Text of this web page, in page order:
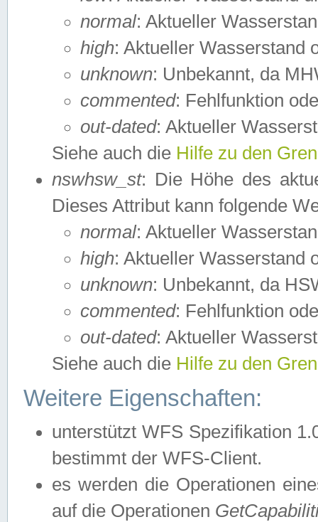
normal: Aktueller
high: Aktueller Wasserstand
unknown: Unbekannt, da
commented: Fehlfunktion
out-dated: Aktueller
Siehe auch die Hilfe zu den
nswhsw_st: Die Höhe des
Dieses Attribut kann folgende
normal: Aktueller
high: Aktueller Wasserstand
unknown: Unbekannt, da
commented: Fehlfunktion
out-dated: Aktueller
Siehe auch die Hilfe zu den
Weitere Eigenschaften:
unterstützt WFS Spezifikation
bestimmt der WFS-Client.
es werden die Operationen
auf die Operationen